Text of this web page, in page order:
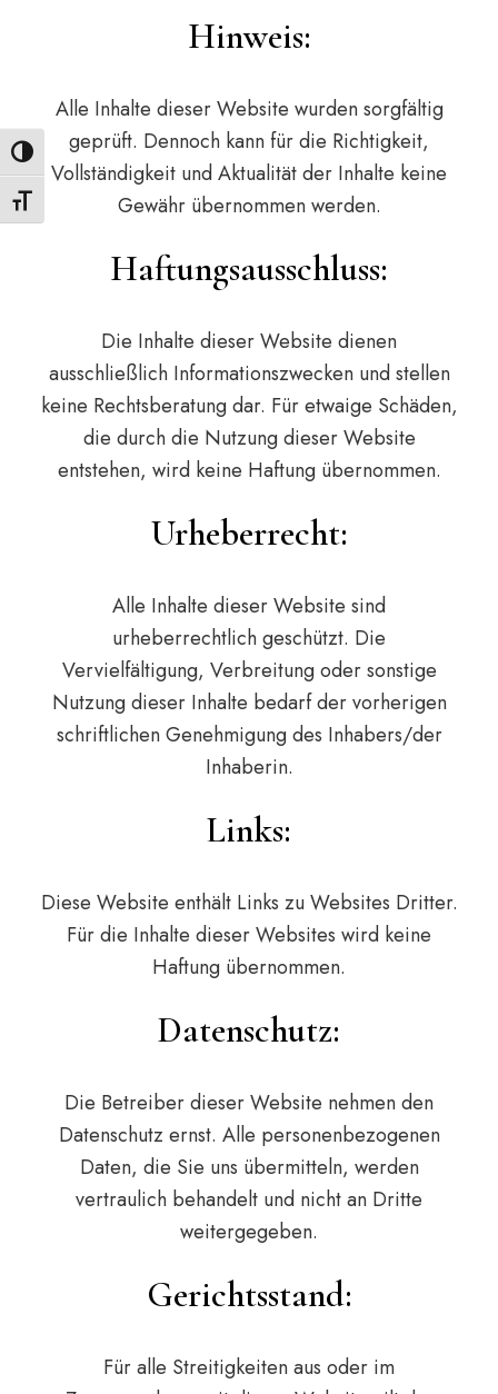
Umschalten auf hohe Kontraste
Schrift vergrößern
Hinweis:
Alle Inhalte dieser Website wurden sorgfältig
geprüft. Dennoch kann für die Richtigkeit,
Vollständigkeit und Aktualität der Inhalte keine
Gewähr übernommen werden.
Haftungsausschluss:
Die Inhalte dieser Website dienen
ausschließlich Informationszwecken und stellen
keine Rechtsberatung dar. Für etwaige Schäden,
die durch die Nutzung dieser Website
entstehen, wird keine Haftung übernommen.
Urheberrecht:
Alle Inhalte dieser Website sind
urheberrechtlich geschützt. Die
Vervielfältigung, Verbreitung oder sonstige
Nutzung dieser Inhalte bedarf der vorherigen
schriftlichen Genehmigung des Inhabers/der
Inhaberin.
Links:
Diese Website enthält Links zu Websites Dritter.
Für die Inhalte dieser Websites wird keine
Haftung übernommen.
Datenschutz:
Die Betreiber dieser Website nehmen den
Datenschutz ernst. Alle personenbezogenen
Daten, die Sie uns übermitteln, werden
vertraulich behandelt und nicht an Dritte
weitergegeben.
Gerichtsstand:
Für alle Streitigkeiten aus oder im